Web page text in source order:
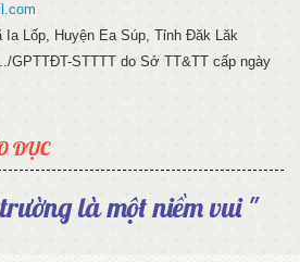
Ia Lốp, Huyện Ea Súp, Tỉnh Đăk Lăk
GPTTĐT-STTTT do Sở TT&TT cấp ngày
DỤC
là một niềm vui "